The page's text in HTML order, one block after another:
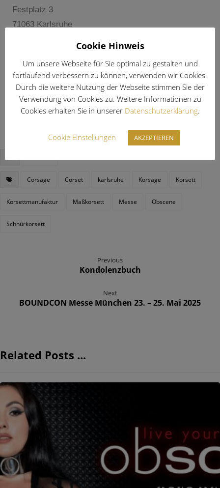
Festplatz 3
71063 Karlsruhe
Freitag: 14. März 2025| 15 — 22 Uhr
Samstag: 15. März 2025 |11 — 22 Uhr
Sonntag: 16. März 2025|11 — 16 Uhr
Wir freuen uns auf Euch !
Corsage Corset karlsruhe Korsage Korsett
Korsettmanufaktur Maßkorsett Messe Obscene
Schnürkorsett
Previous
Kondolenzbuch
Next
BOUNDCON Messe München 23. – 25. Mai 2025
Related Posts ...
Cookie Hinweis
Um unsere Webseite für Sie optimal zu gestalten und
fortlaufend verbessern zu können, verwenden wir Cookies.
Durch die weitere Nutzung der Webseite stimmen Sie der
Verwendung von Cookies zu. Weitere Informationen zu
Cookies erhalten Sie in unserer Datenschutzerklärung.
Cookie Einstellungen AKZEPTIEREN